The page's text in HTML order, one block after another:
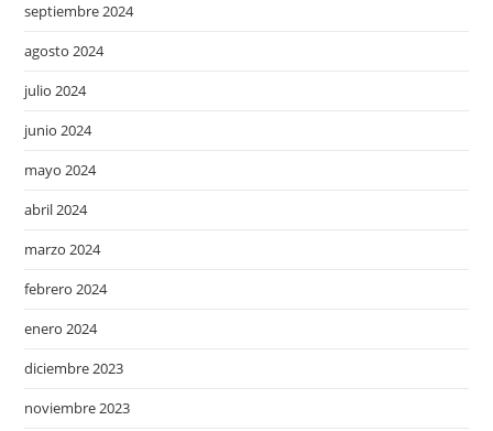
septiembre 2024
agosto 2024
julio 2024
junio 2024
mayo 2024
abril 2024
marzo 2024
febrero 2024
enero 2024
diciembre 2023
noviembre 2023